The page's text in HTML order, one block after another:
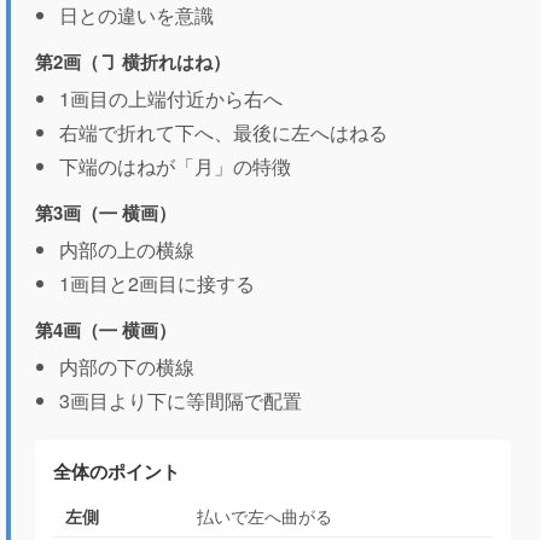
日との違いを意識
第2画（㇆ 横折れはね）
1画目の上端付近から右へ
右端で折れて下へ、最後に左へはねる
下端のはねが「月」の特徴
第3画（㇐ 横画）
内部の上の横線
1画目と2画目に接する
第4画（㇐ 横画）
内部の下の横線
3画目より下に等間隔で配置
全体のポイント
左側 払いで左へ曲がる